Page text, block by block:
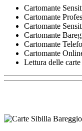
Cartomante
Cartomante
Cartomante
Cartomante
Cartomante
Cartomante
Lettura delle